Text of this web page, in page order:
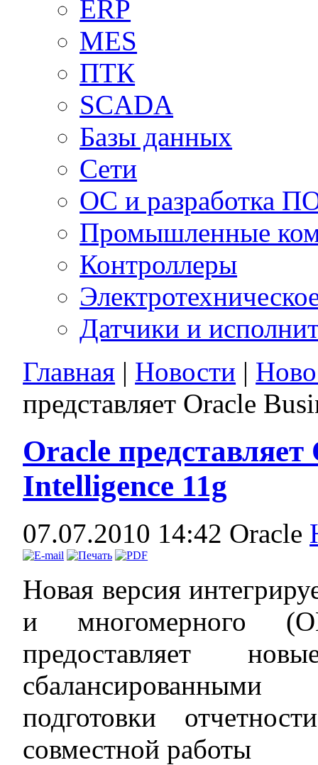
ERP
MES
ПТК
SCADA
Базы данных
Сети
ОС и разработка
Промышленные
Контроллеры
Датчики и
Главная | Новости |
представляет Oracle
Oracle представляет
Intelligence 11g
07.07.2010 14:42 Oracle
Новая версия
и многомерного
предоставляет
подготовки
совместной работы